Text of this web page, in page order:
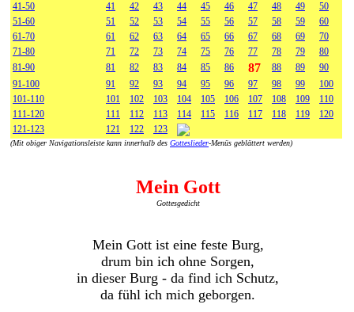
41-50
41 42 43 44 45 46 47 48 49
50
51-60
51 52 53 54 55 56 57 58 59
60
61-70
61 62 63 64 65 66 67 68 69
70
71-80
71 72 73 74 75 76 77 78 79
80
81-90
81 82 83 84 85 86 87 88 89
90
91-100
91 92 93 94 95 96 97 98 99
100
101-110
101 102 103 104 105 106 107 108 109
110
111-120
111 112 113 114 115 116 117 118 119
120
121-123
121 122 123
(Mit obiger Navigationsleiste kann innerhalb des Gotteslieder-Menüs geblättert werden)
Mein Gott
Gottesgedicht
Mein Gott ist eine feste Burg,
drum bin ich ohne Sorgen,
in dieser Burg - da find ich Schutz,
da fühl ich mich geborgen.